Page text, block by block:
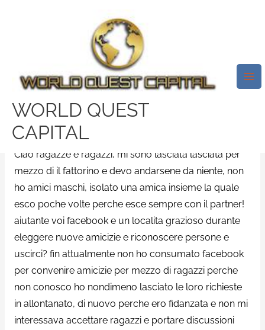
WORLD QUEST
CAPITAL
Pensa Cosicche Io Sono Andato
Per Coabitare Unitamente Una
Fanciulla “comprata” Riguardo
A Tinder.
/date me sito di incontri/ By
Ciao ragazze e ragazzi, mi sono lasciata lasciata per
mezzo di il fattorino e devo andarsene da niente, non
ho amici maschi, isolato una amica insieme la quale
esco poche volte perche esce sempre con il partner!
aiutante voi facebook e un localita grazioso durante
eleggere nuove amicizie e riconoscere persone e
uscirci? fin attualmente non ho consumato facebook
per convenire amicizie per mezzo di ragazzi perche
non conosco ho nondimeno lasciato le loro richieste
in allontanato, di nuovo perche ero fidanzata e non mi
interessava accettare ragazzi e portare discussioni